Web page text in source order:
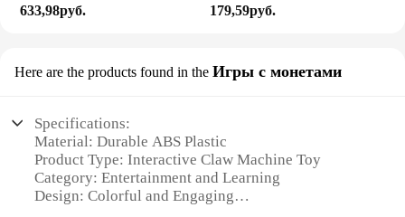
633,98руб. 179,59руб.
Here are the products found in the Игры с монетами
Specifications:
Material: Durable ABS Plastic
Product Type: Interactive Claw Machine Toy
Category: Entertainment and Learning
Design: Colorful and Engaging